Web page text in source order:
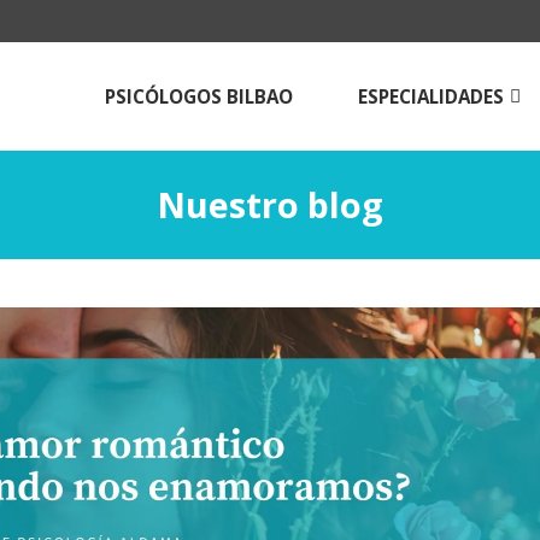
PSICÓLOGOS BILBAO ESPECIALIDADES
Psicólogos para adultos
Psicología online
Psicológica a Distancia
Psicólogos Aldama
Nuestro blog